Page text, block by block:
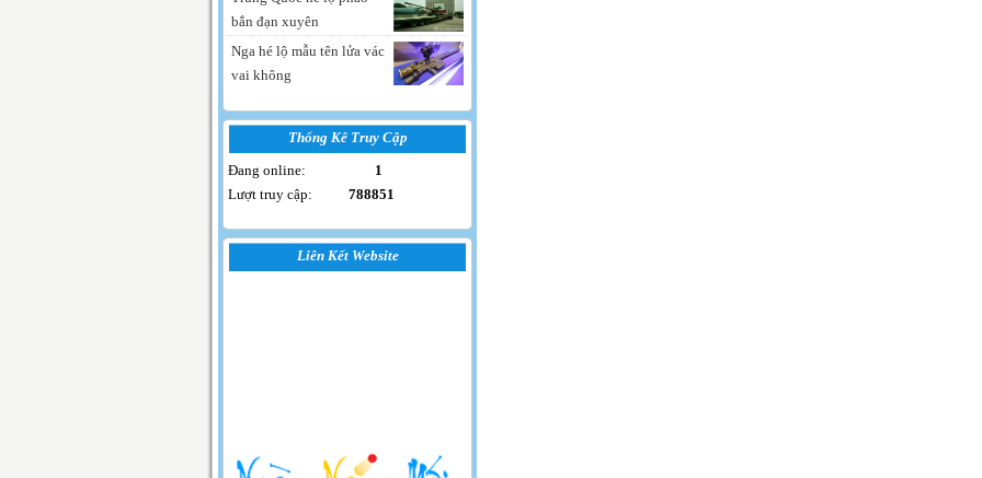
bắn đạn xuyên
Nga hé lộ mẫu tên lửa vác
vai không
Thống Kê Truy Cập
Đang online: 1
Lượt truy cập: 788851
Liên Kết Website